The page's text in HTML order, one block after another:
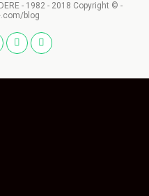
- 1982 - 2018 Copyright © -
blog